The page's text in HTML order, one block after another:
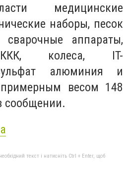
медицинские
наборы, песок
аппараты,
колеса, IT-
алюминия и
весом 148
сообщении.
текст і натисніть Ctrl + Enter, щоб